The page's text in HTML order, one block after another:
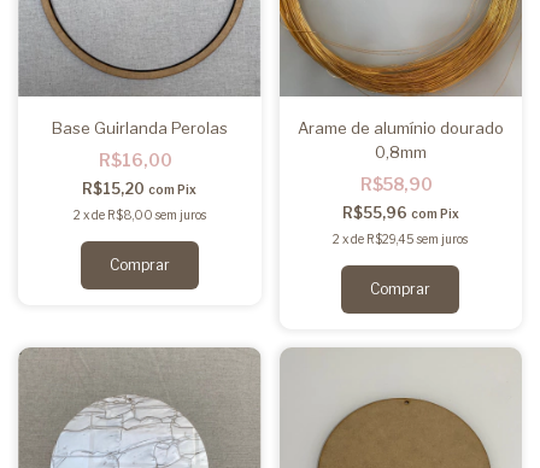
Base Guirlanda Perolas
R$16,00
R$15,20com Pix
2 xde R$8,00 sem juros
Arame de alumínio dourado
0,8mm
R$58,90
R$55,96 com Pix
2 xde R$29,45 sem juros